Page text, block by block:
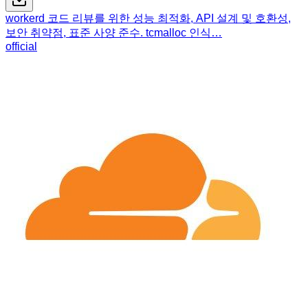
workerd 코드 리뷰를 위한 성능 최적화, API 설계 및 호환성,
보안 취약점, 표준 사양 준수. tcmalloc 인식…
official